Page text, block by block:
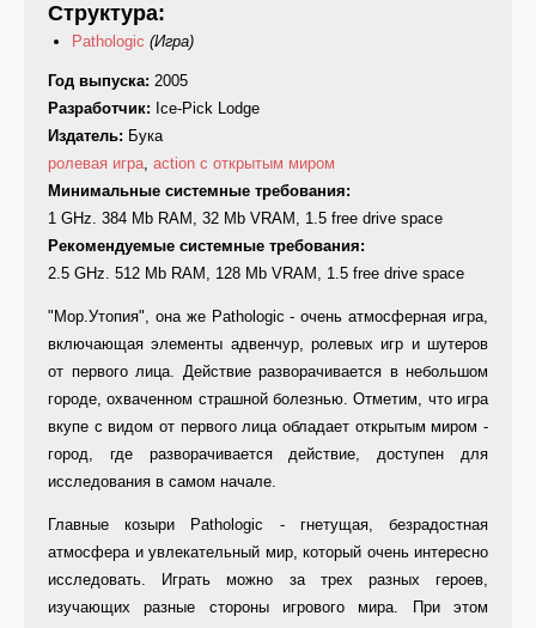
Структура:
Pathologic (Игра)
Год выпуска: 2005
Разработчик: Ice-Pick Lodge
Издатель: Бука
ролевая игра, action с открытым миром
Минимальные системные требования:
1 GHz. 384 Mb RAM, 32 Mb VRAM, 1.5 free drive space
Рекомендуемые системные требования:
2.5 GHz. 512 Mb RAM, 128 Mb VRAM, 1.5 free drive space
"Мор.Утопия", она же Pathologic - очень атмосферная игра,
включающая элементы адвенчур, ролевых игр и шутеров
от первого лица. Действие разворачивается в небольшом
городе, охваченном страшной болезнью. Отметим, что игра
вкупе с видом от первого лица обладает открытым миром -
город, где разворачивается действие, доступен для
исследования в самом начале.
Главные козыри Pathologic - гнетущая, безрадостная
атмосфера и увлекательный мир, который очень интересно
исследовать. Играть можно за трех разных героев,
изучающих разные стороны игрового мира. При этом